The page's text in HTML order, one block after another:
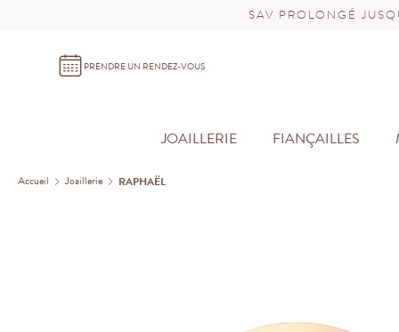
SAV PROLONGÉ
PRENDRE UN RENDEZ-VOUS
JOAILLERIE FIANÇAILLES
Accueil Joaillerie RAPHAËL